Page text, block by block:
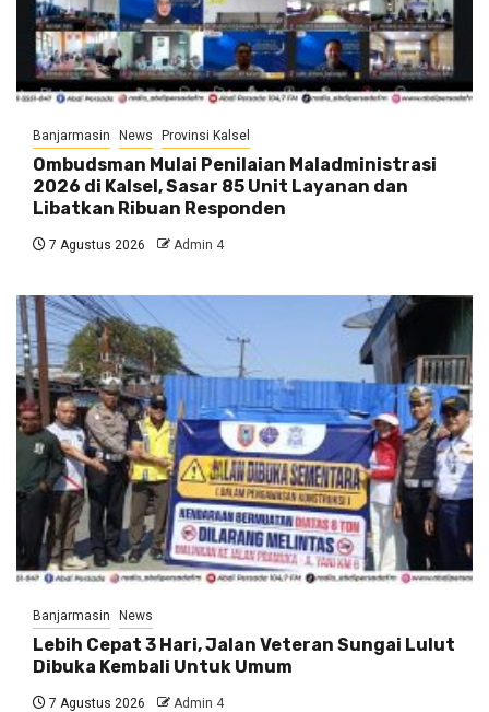
Banjarmasin News Provinsi Kalsel
Ombudsman Mulai Penilaian Maladministrasi
2026 di Kalsel, Sasar 85 Unit Layanan dan
Libatkan Ribuan Responden
7 Agustus 2026 Admin 4
Banjarmasin News
Lebih Cepat 3 Hari, Jalan Veteran Sungai Lulut
Dibuka Kembali Untuk Umum
7 Agustus 2026 Admin 4